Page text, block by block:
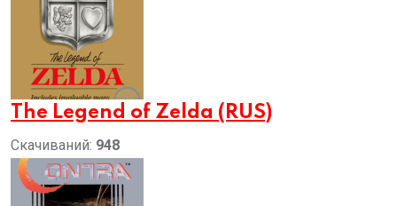
The Legend of Zelda (RUS)
Скачиваний: 948